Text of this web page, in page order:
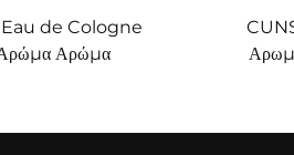
de Cologne
Αρώμα